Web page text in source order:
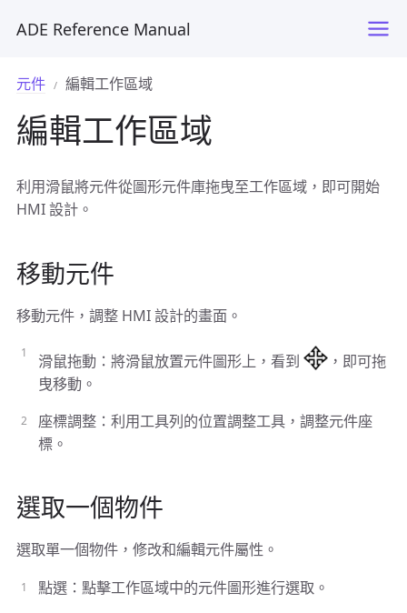
ADE Reference Manual
元件 編輯工作區域
編輯工作區域
利用滑鼠將元件從圖形元件庫拖曳至工作區域，即可開始
HMI 設計。
移動元件
移動元件，調整 HMI 設計的畫面。
滑鼠拖動：將滑鼠放置元件圖形上，看到
，即可拖
曳移動。
座標調整：利用工具列的位置調整工具，調整元件座
標。
選取一個物件
選取單一個物件，修改和編輯元件屬性。
點選：點擊工作區域中的元件圖形進行選取。